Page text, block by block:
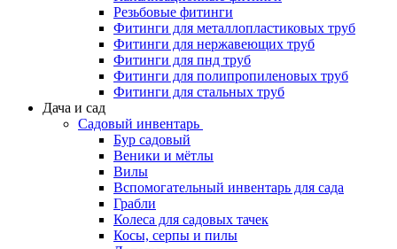
Резьбовые фитинги
Фитинги для металлопластиковых труб
Фитинги для нержавеющих труб
Фитинги для пнд труб
Фитинги для полипропиленовых труб
Фитинги для стальных труб
Дача и сад
Садовый инвентарь
Бур садовый
Веники и мётлы
Вилы
Вспомогательный инвентарь для сада
Грабли
Колеса для садовых тачек
Косы, серпы и пилы